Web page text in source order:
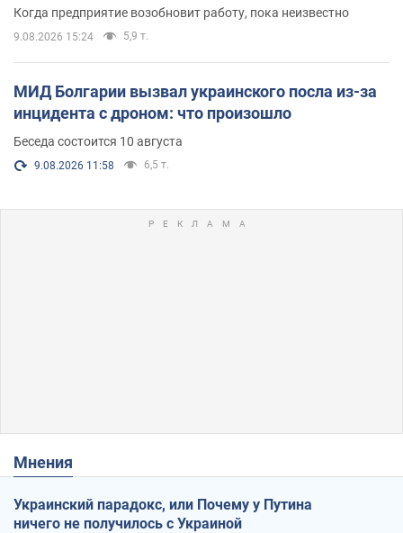
Когда предприятие возобновит работу, пока неизвестно
9.08.2026 15:24 5,9 т.
МИД Болгарии вызвал украинского посла из-за
инцидента с дроном: что произошло
Беседа состоится 10 августа
9.08.2026 11:58 6,5 т.
Мнения
Украинский парадокс, или Почему у Путина
ничего не получилось с Украиной